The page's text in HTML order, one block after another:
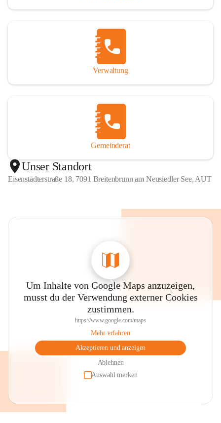
Verwaltung
Gemeinderat
Unser Standort
Eisenstädterstraße 18, 7091 Breitenbrunn am Neusiedler See, AUT
Um Inhalte von Google Maps anzuzeigen,
musst du der Verwendung externer Cookies
zustimmen.
https://www.google.com/maps
Mehr erfahren
Akzeptieren und anzeigen
Ablehnen
Auswahl merken